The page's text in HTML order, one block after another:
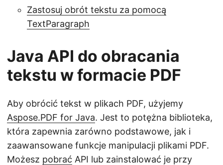
Zastosuj obrót tekstu za pomocą
TextParagraph
Java API do obracania
tekstu w formacie PDF
Aby obrócić tekst w plikach PDF, użyjemy
Aspose.PDF for Java. Jest to potężna biblioteka,
która zapewnia zarówno podstawowe, jak i
zaawansowane funkcje manipulacji plikami PDF.
Możesz pobrać API lub zainstalować je przy